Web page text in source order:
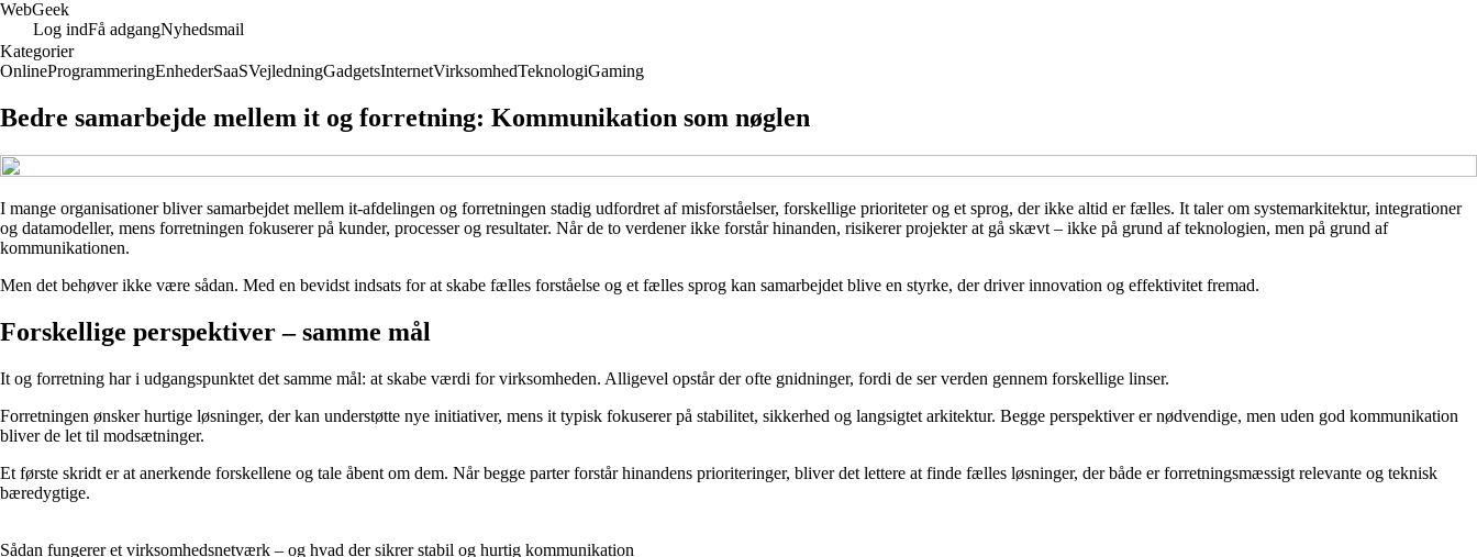
WebGeek
Log indFå adgangNyhedsmail
Kategorier
OnlineProgrammeringEnhederSaaSVejledningGadgetsInternetVirksomhedTeknologiGaming
Bedre samarbejde mellem it og forretning: Kommunikation som nøglen
I mange organisationer bliver samarbejdet mellem it-afdelingen og forretningen stadig udfordret af misforståelser, forskellige prioriteter og et sprog, der ikke altid er fælles. It taler om systemarkitektur, integrationer
og datamodeller, mens forretningen fokuserer på kunder, processer og resultater. Når de to verdener ikke forstår hinanden, risikerer projekter at gå skævt – ikke på grund af teknologien, men på grund af
kommunikationen.
Men det behøver ikke være sådan. Med en bevidst indsats for at skabe fælles forståelse og et fælles sprog kan samarbejdet blive en styrke, der driver innovation og effektivitet fremad.
Forskellige perspektiver – samme mål
It og forretning har i udgangspunktet det samme mål: at skabe værdi for virksomheden. Alligevel opstår der ofte gnidninger, fordi de ser verden gennem forskellige linser.
Forretningen ønsker hurtige løsninger, der kan understøtte nye initiativer, mens it typisk fokuserer på stabilitet, sikkerhed og langsigtet arkitektur. Begge perspektiver er nødvendige, men uden god kommunikation
bliver de let til modsætninger.
Et første skridt er at anerkende forskellene og tale åbent om dem. Når begge parter forstår hinandens prioriteringer, bliver det lettere at finde fælles løsninger, der både er forretningsmæssigt relevante og teknisk
bæredygtige.
Sådan fungerer et virksomhedsnetværk – og hvad der sikrer stabil og hurtig kommunikation